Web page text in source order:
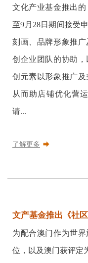
文化产业基金推出
至9月28日期间接受
刻画、品牌形象推
创企业团队的协助
创元素以形象推广及
从而助店铺优化营
请...
了解更多
文产基金推出《社
为配合澳门作为世
位，以及澳门获评定